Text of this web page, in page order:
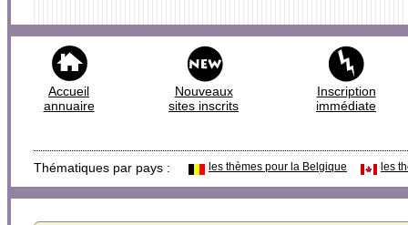
Accueil
annuaire
Nouveaux
sites inscrits
Inscription
immédiate
Thématiques par pays : les thèmes pour la Belgique les